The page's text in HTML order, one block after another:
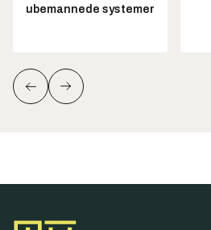
ubemannede systemer